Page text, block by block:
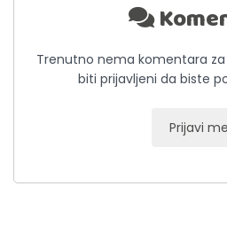
Trenutno nema komentara
biti prijavljeni da biste
Prijavi me